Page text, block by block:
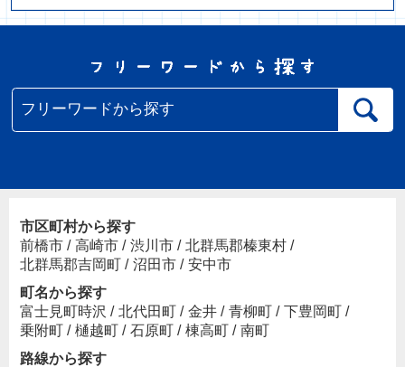
市区町村から探す
前橋市 / 高崎市 / 渋川市 / 北群馬郡榛東村 /
北群馬郡吉岡町 / 沼田市 / 安中市
町名から探す
富士見町時沢 / 北代田町 / 金井 / 青柳町 / 下豊岡町 /
乗附町 / 樋越町 / 石原町 / 棟高町 / 南町
路線から探す